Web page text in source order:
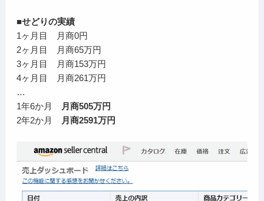
■せどりの実績
1ヶ月目 月商0円
2ヶ月目 月商65万円
3ヶ月目 月商153万円
4ヶ月目 月商261万円
…
1年6か月
月商505万円
2年2か月
月商2591万円